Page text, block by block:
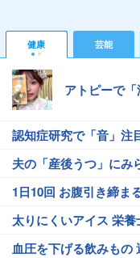
健康 芸能
アトピーで
認知症研究で「音」注
夫の「産後うつ」にみ
1日10回 お腹引き締ま
太りにくいアイス 栄
血圧を下げる飲みもの